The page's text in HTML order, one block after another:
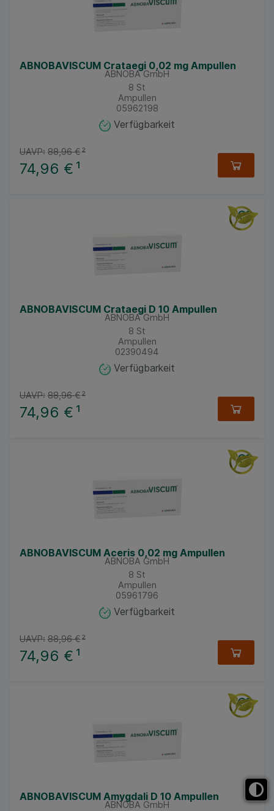
ABNOBAVISCUM Crataegi 0,02 mg Ampullen
ABNOBA GmbH
8 St
Ampullen
05962198
Verfügbarkeit
74,96 € ¹
UAVP: 88,96 €²
ABNOBAVISCUM Crataegi D 10 Ampullen
ABNOBA GmbH
8 St
Ampullen
02390494
Verfügbarkeit
74,96 € ¹
UAVP: 88,96 €²
ABNOBAVISCUM Aceris 0,02 mg Ampullen
ABNOBA GmbH
8 St
Ampullen
05961796
Verfügbarkeit
74,96 € ¹
UAVP: 88,96 €²
ABNOBAVISCUM Amygdali D 10 Ampullen
ABNOBA GmbH